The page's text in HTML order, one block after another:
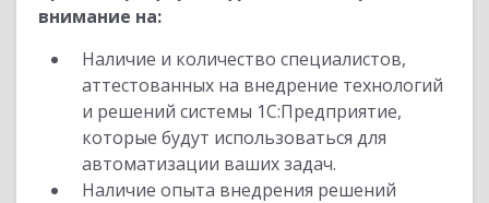
внимание на:
Наличие и количество специалистов,
аттестованных на внедрение технологий
и решений системы 1С:Предприятие,
которые будут использоваться для
автоматизации ваших задач.
Наличие опыта внедрения решений